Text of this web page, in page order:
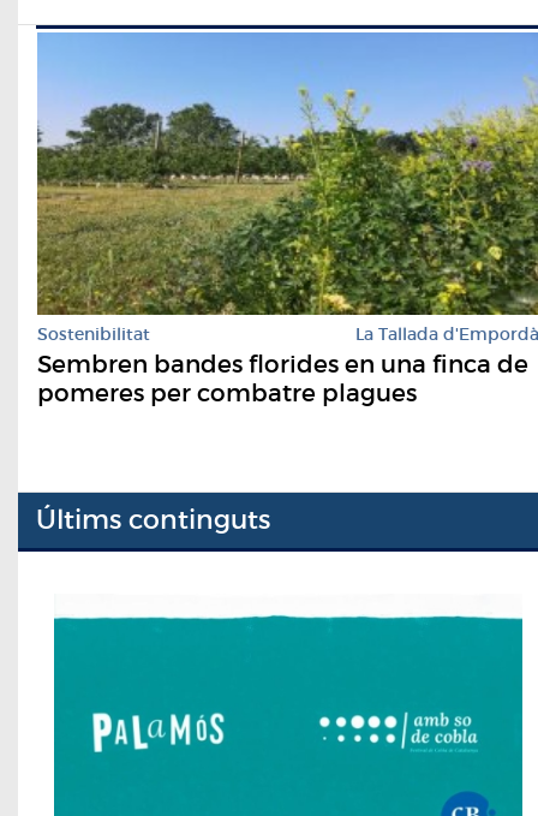
Sostenibilitat La Tallada d'Empordà
Sembren bandes florides en una finca de
pomeres per combatre plagues
Últims continguts